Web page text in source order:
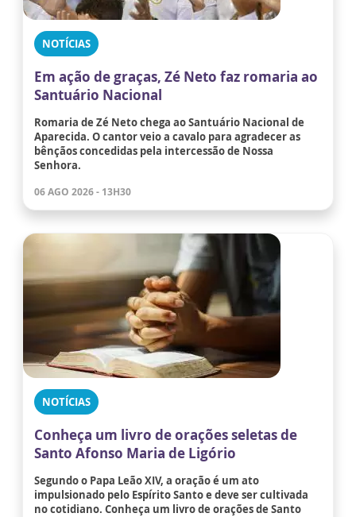
NOTÍCIAS
Em ação de graças, Zé Neto faz romaria ao
Santuário Nacional
Romaria de Zé Neto chega ao Santuário Nacional de
Aparecida. O cantor veio a cavalo para agradecer as
bênçãos concedidas pela intercessão de Nossa
Senhora.
06 AGO 2026 - 13H30
NOTÍCIAS
Conheça um livro de orações seletas de
Santo Afonso Maria de Ligório
Segundo o Papa Leão XIV, a oração é um ato
impulsionado pelo Espírito Santo e deve ser cultivada
no cotidiano. Conheça um livro de orações de Santo